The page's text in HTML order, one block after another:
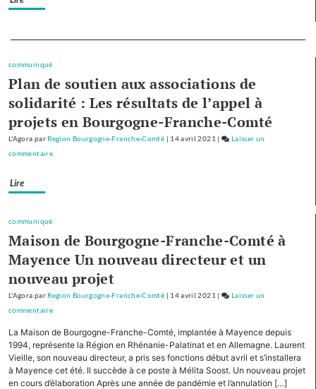
tourisme
de
montagne
communiqué
Plan de soutien aux associations de
solidarité : Les résultats de l’appel à
projets en Bourgogne-Franche-Comté
L'Agora par Region Bourgogne-Franche-Comté | 14 avril 2021 |
Laisser un
commentaireon
Bourgogne-
Franche-
cofinancera
le
d’investissement
pour
le
tourisme
Lire
communiqué
Maison de Bourgogne-Franche-Comté à
Mayence Un nouveau directeur et un
nouveau projet
L'Agora par Region Bourgogne-Franche-Comté | 14 avril 2021 |
Laisser un
commentaireon
autres
Régions,
la
La Maison de Bourgogne-Franche-Comté, implantée à Mayence depuis
1994, représente la Région en Rhénanie-Palatinat et en Allemagne. Laurent
Vieille, son nouveau directeur, a pris ses fonctions début avril et s’installera
à Mayence cet été. Il succède à ce poste à Mélita Soost. Un nouveau projet
en cours d’élaboration Après une année de pandémie et l’annulation […]